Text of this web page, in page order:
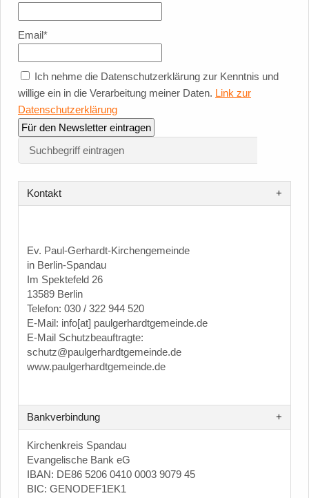
Email*
Ich nehme die Datenschutzerklärung zur Kenntnis und
willige ein in die Verarbeitung meiner Daten. Link zur
Datenschutzerklärung
Kontakt
Ev. Paul-Gerhardt-Kirchengemeinde
in Berlin-Spandau
Im Spektefeld 26
13589 Berlin
Telefon: 030 / 322 944 520
E-Mail: info[at] paulgerhardtgemeinde.de
E-Mail Schutzbeauftragte:
schutz@paulgerhardtgemeinde.de
www.paulgerhardtgemeinde.de
Bankverbindung
Kirchenkreis Spandau
Evangelische Bank eG
IBAN: DE86 5206 0410 0003 9079 45
BIC: GENODEF1EK1